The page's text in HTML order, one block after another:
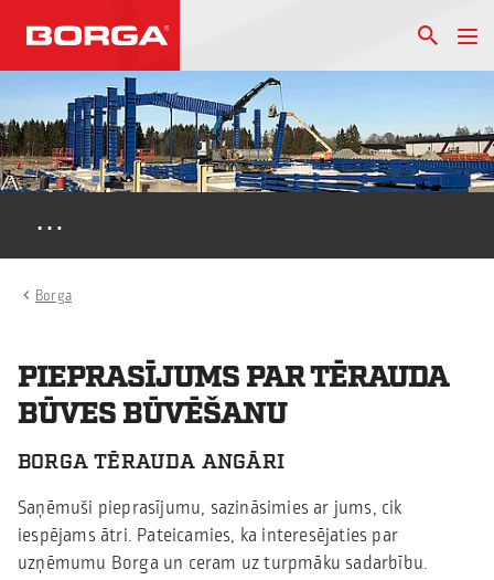
…
Borga
PIEPRASĪJUMS PAR TĒRAUDA
BŪVES BŪVĒŠANU
BORGA TĒRAUDA ANGĀRI
Saņēmuši pieprasījumu, sazināsimies ar jums, cik
iespējams ātri. Pateicamies, ka interesējaties par
uzņēmumu Borga un ceram uz turpmāku sadarbību.